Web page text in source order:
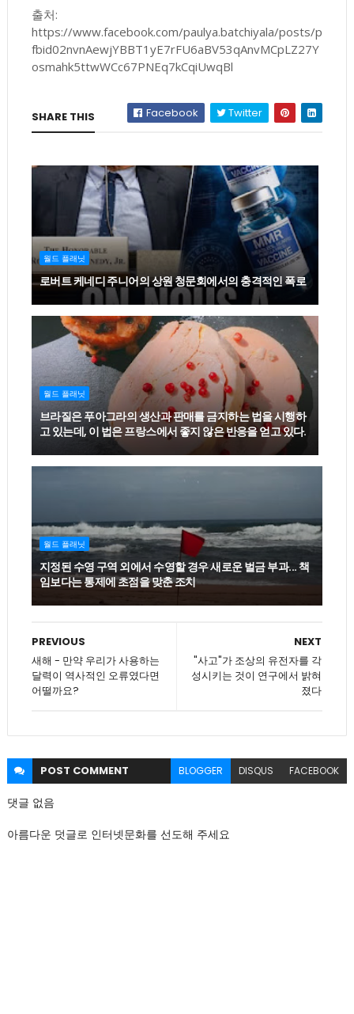
출처:
https://www.facebook.com/paulya.batchiyala/posts/p
fbid02nvnAewjYBBT1yE7rFU6aBV53qAnvMCpLZ27Y
osmahk5ttwWCc67PNEq7kCqiUwqBl
SHARE THIS Facebook Twitter
월드 플래닛
로버트 케네디 주니어의 상원 청문회에서의 충격적인 폭로
월드 플래닛
브라질은 푸아그라의 생산과 판매를 금지하는 법을 시행하
고 있는데, 이 법은 프랑스에서 좋지 않은 반응을 얻고 있다.
월드 플래닛
지정된 수영 구역 외에서 수영할 경우 새로운 벌금 부과... 책
임보다는 통제에 초점을 맞춘 조치
NEXT
"사고"가 조상의 유전자를 각
성시키는 것이 연구에서 밝혀
졌다
PREVIOUS
새해 - 만약 우리가 사용하는
달력이 역사적인 오류였다면
어떨까요?
POST COMMENT BLOGGER DISQUS FACEBOOK
댓글 없음
아름다운 덧글로 인터넷문화를 선도해 주세요